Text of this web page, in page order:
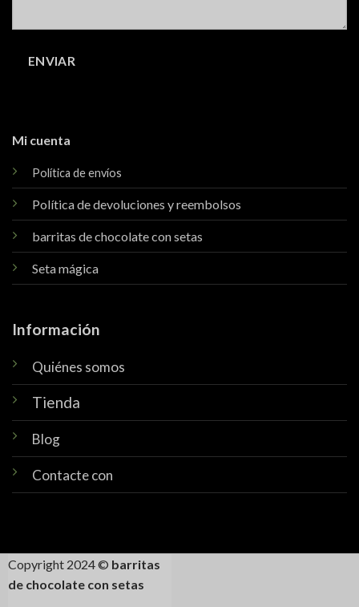
Mi cuenta
Política de envíos
Política de devoluciones y reembolsos
barritas de chocolate con setas
Seta mágica
Información
Quiénes somos
Tienda
Blog
Contacte con
Copyright 2024 © barritas
de chocolate con setas